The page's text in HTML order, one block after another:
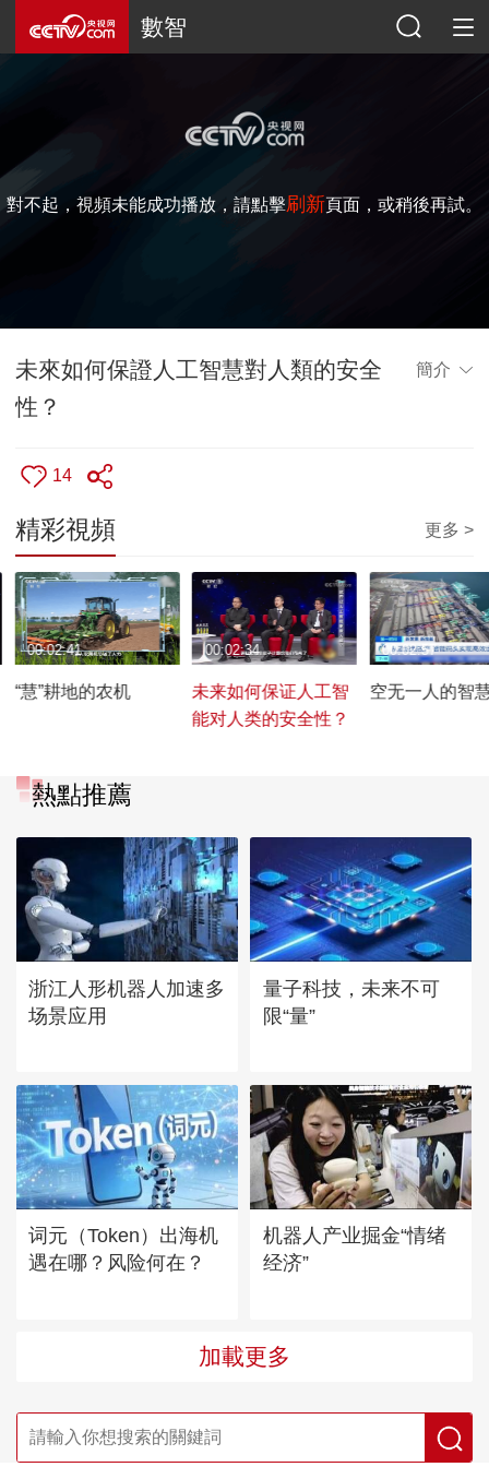
數智
對不起，視頻未能成功播放，請點擊刷新頁面，或稍後再試。
未來如何保證人工智慧對人類的安全
性？
簡介
14
精彩視頻 更多 >
“慧”耕地的农机
00:02:41
未来如何保证人工智
能对人类的安全性？
00:02:34
空无一人的智
00:02:57
熱點推薦
浙江人形机器人加速多
场景应用
量子科技，未来不可
限“量”
词元（Token）出海机
遇在哪？风险何在？
机器人产业掘金“情绪
经济”
加載更多